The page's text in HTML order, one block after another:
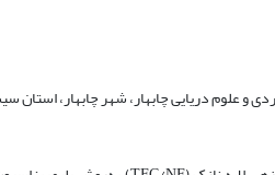
و علوم دریایی چابهار، شهر چابهار، استان